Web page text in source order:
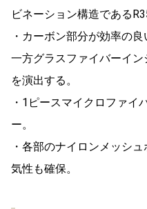
ビネーション構造である
・カーボン部分が効率の
一方グラスファイバーイ
を演出する。
・1ピースマイクロファイ
ー。
・各部のナイロンメッシ
気性も確保。